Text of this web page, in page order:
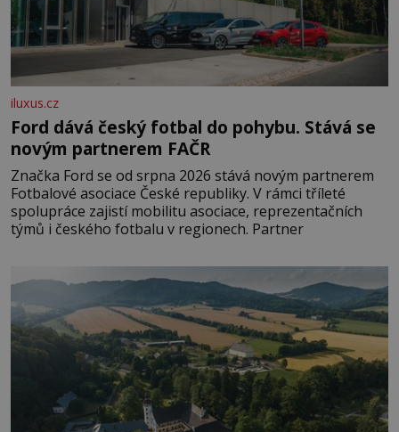
iluxus.cz
Ford dává český fotbal do pohybu. Stává se
novým partnerem FAČR
Značka Ford se od srpna 2026 stává novým partnerem
Fotbalové asociace České republiky. V rámci tříleté
spolupráce zajistí mobilitu asociace, reprezentačních
týmů i českého fotbalu v regionech. Partner